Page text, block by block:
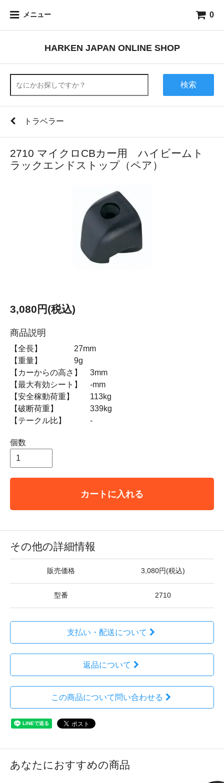
メニュー 0
HARKEN JAPAN ONLINE SHOP
検索
トラベラー
2710 マイクロCBカー用 ハイビームト
ラックエンドストップ（ペア）
3,080円(税込)
商品説明
【全長】 27mm
【重量】 9g
【カーからの高さ】 3mm
【最大有効シート】 -mm
【安全稼動荷重】 113kg
【破断荷重】 339kg
【テークル比】 -
個数
カートに入れる
その他の詳細情報
販売価格 3,080円(税込)
型番 2710
支払い・配送について
返品について
この商品について問い合わせる
あなたにおすすめの商品